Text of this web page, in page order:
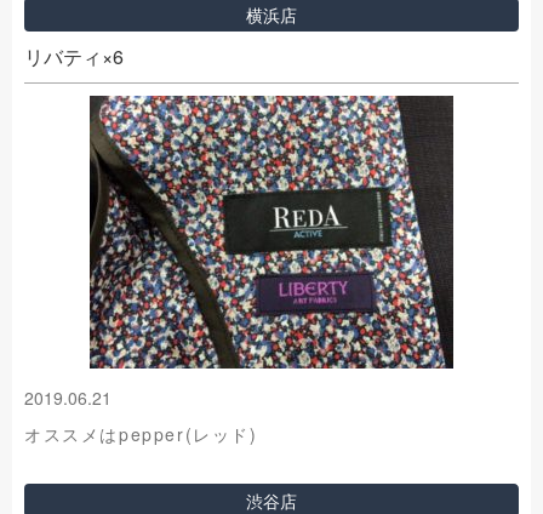
横浜店
リバティ×6
2019.06.21
オススメはpepper(レッド)
渋谷店